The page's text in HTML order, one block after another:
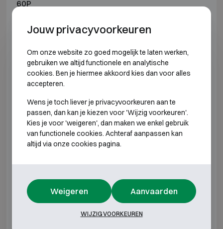
60P
Model Buitenmaten (mm)
E2 308 H612 B576 D560 H493 B444 D344
E2 309 H789 B576 D560 H670 B444 D344
E2 310 H612 B618 D580 H493 B486 D364
E2 320 H962 B618 D580 H843 B486 D364
H1912 B618 D580 H1793 B486
Jouw privacyvoorkeuren
Om onze website zo goed mogelijk te laten werken,
gebruiken we altijd functionele en analytische
cookies. Ben je hiermee akkoord kies dan voor alles
accepteren.
Wens je toch liever je privacyvoorkeuren aan te
passen, dan kan je kiezen voor 'Wijzig voorkeuren'.
Kies je voor 'weigeren', dan maken we enkel gebruik
van functionele cookies. Achteraf aanpassen kan
altijd via onze cookies pagina.
Weigeren Aanvaarden
WIJZIG VOORKEUREN